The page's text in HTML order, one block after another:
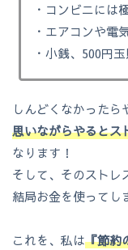
・コンビニには
・エアコンや電
・小銭、500円
しんどくなかったら
思いながらやるとス
なります！
そして、そのスト
結局お金を使ってし
これを、私は『節約